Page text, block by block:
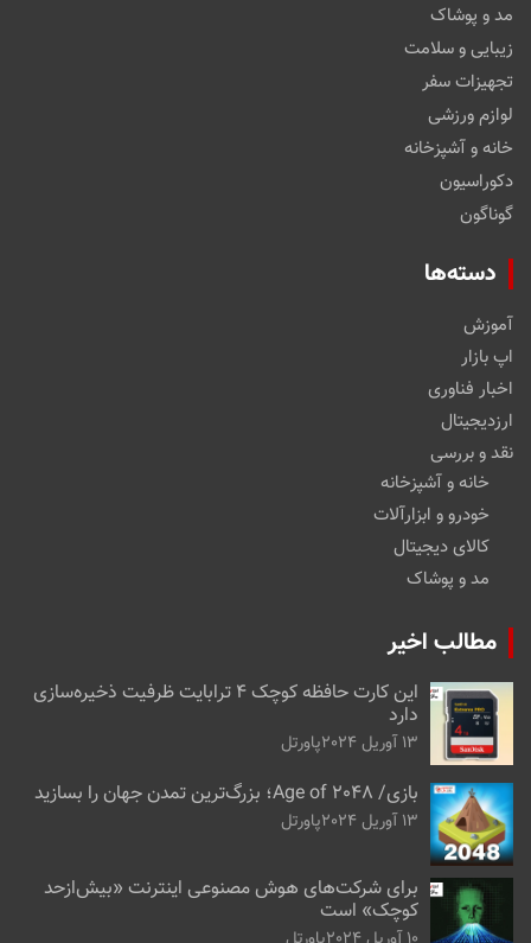
مد و پوشاک
زیبایی و سلامت
تجهیزات سفر
لوازم ورزشی
خانه و آشپزخانه
دکوراسیون
گوناگون
دسته‌ها
آموزش
اپ بازار
اخبار فناوری
ارزدیجیتال
نقد و بررسی
خانه و آشپزخانه
خودرو و ابزارآلات
کالای دیجیتال
مد و پوشاک
مطالب اخیر
این کارت حافظه کوچک ۴ ترابایت ظرفیت ذخیره‌سازی
دارد
13 آوریل 2024 پاورتل
بازی/ Age of 2048؛ بزرگ‌ترین تمدن جهان را بسازید
13 آوریل 2024 پاورتل
برای شرکت‌های هوش مصنوعی اینترنت «بیش‌از‌حد
کوچک» است